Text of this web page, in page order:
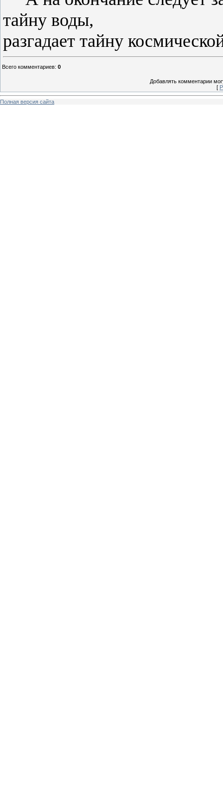
тайну воды,
разгадает тайну
Всего комментариев: 0
Добавлять комментарии
[
Полная версия сайта